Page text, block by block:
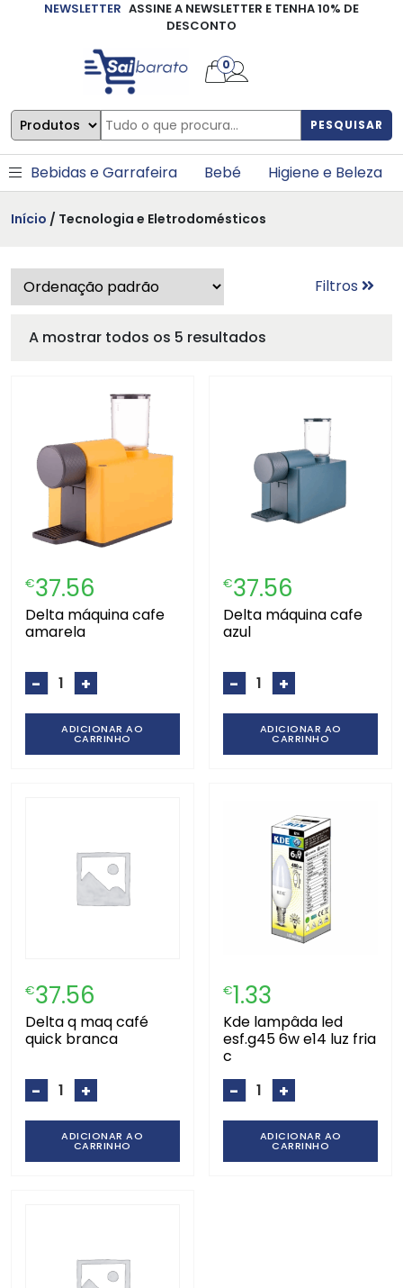
NEWSLETTER ASSINE A NEWSLETTER E TENHA 10% DE
DESCONTO
PESQUISAR
0
Bebidas e Garrafeira Bebé Higiene e Beleza
Início / Tecnologia e Eletrodomésticos
Filtros
A mostrar todos os 5 resultados
€37.56
delta máquina cafe
amarela
- +
ADICIONAR AO
CARRINHO
€37.56
delta máquina cafe
azul
- +
ADICIONAR AO
CARRINHO
€37.56
delta q maq café
quick branca
- +
ADICIONAR AO
CARRINHO
€1.33
kde lampâda led
esf.g45 6w e14 luz fria
c
- +
ADICIONAR AO
CARRINHO